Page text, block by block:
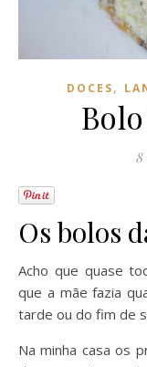
DOCES,
8
Os bolos
Acho que quase todo mundo tem uma seleção de bolos
que a mãe fazia
tarde ou do fim de
Na minha casa os